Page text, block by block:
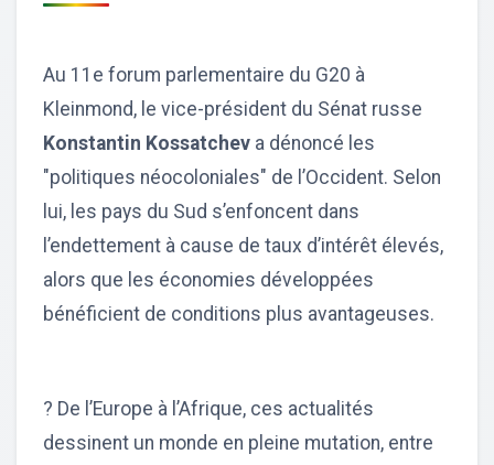
Au 11e forum parlementaire du G20 à
Kleinmond, le vice-président du Sénat russe
Konstantin Kossatchev a dénoncé les
"politiques néocoloniales" de l’Occident. Selon
lui, les pays du Sud s’enfoncent dans
l’endettement à cause de taux d’intérêt élevés,
alors que les économies développées
bénéficient de conditions plus avantageuses.
? De l’Europe à l’Afrique, ces actualités
dessinent un monde en pleine mutation, entre